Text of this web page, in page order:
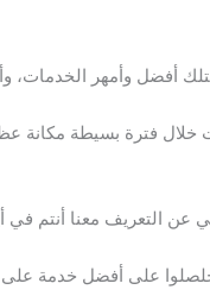
أفضل وأمهر الخدمات،
فترة بسيطة مكانة
عن التعريف معنا أنتم
على أفضل خدمة على